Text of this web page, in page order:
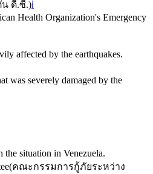
น ดี.ซี.)ℹ️
Health Organization's Emergency
affected by the earthquakes.
was severely damaged by the
the situation in Venezuela.
(คณะกรรมการกู้ภัยระหว่าง